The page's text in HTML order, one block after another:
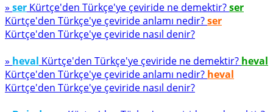
» ser Kürtçe'den Türkçe'ye çeviride ne demektir?ser
Kürtçe'den Türkçe'ye çeviride anlamı nedir?ser
Kürtçe'den Türkçe'ye çeviride nasıl denir?
» heval Kürtçe'den Türkçe'ye çeviride ne demektir? heval
Kürtçe'den Türkçe'ye çeviride anlamı nedir? heval
Kürtçe'den Türkçe'ye çeviride nasıl denir?